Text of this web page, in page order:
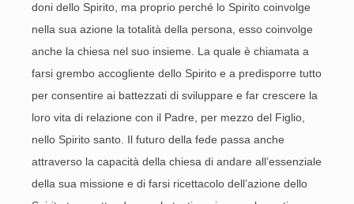
doni dello Spirito, ma proprio perché lo Spirito coinvolge
nella sua azione la totalità della persona, esso coinvolge
anche la chiesa nel suo insieme. La quale è chiamata a
farsi grembo accogliente dello Spirito e a predisporre tutto
per consentire ai battezzati di sviluppare e far crescere la
loro vita di relazione con il Padre, per mezzo del Figlio,
nello Spirito santo. Il futuro della fede passa anche
attraverso la capacità della chiesa di andare all’essenziale
della sua missione e di farsi ricettacolo dell’azione dello